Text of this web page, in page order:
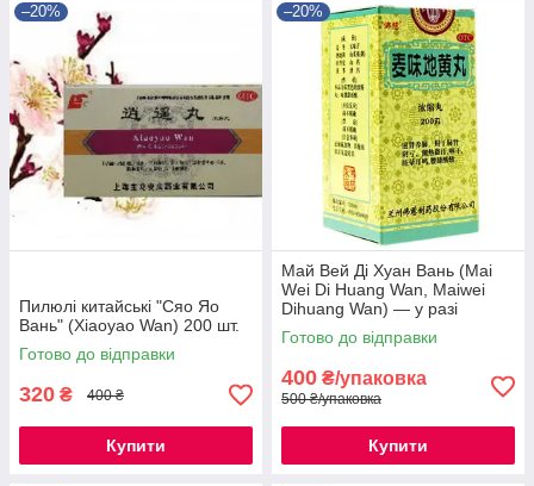
–20%
Пилюлі китайські "Сяо Яо
Вань" (Xiaoyao Wan) 200 шт.
Готово до відправки
320 ₴ 400 ₴
Купити
–20%
Май Вей Ді Хуан Вань (Mai
Wei Di Huang Wan, Maiwei
Dihuang Wan) — у разі
захворювань легень
Готово до відправки
400 ₴/упаковка
500 ₴/упаковка
Купити